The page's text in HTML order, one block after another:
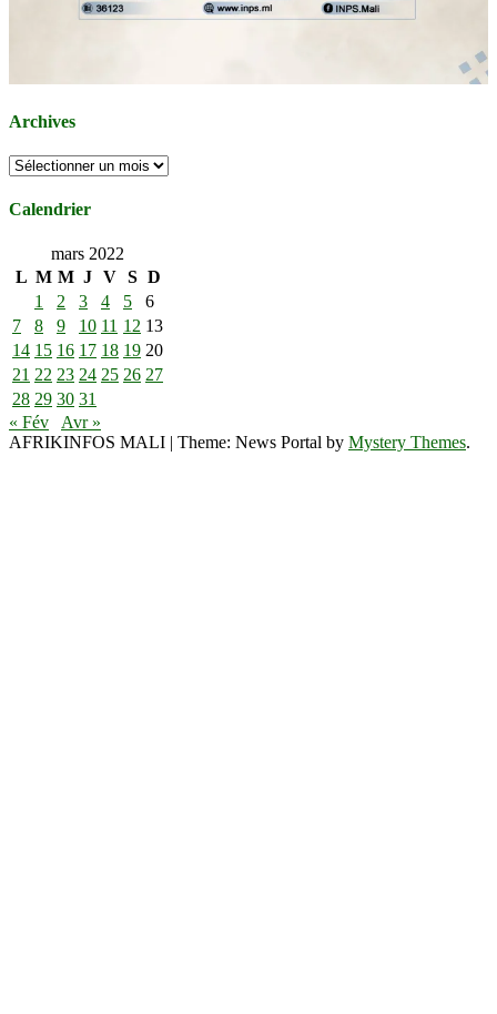
Archives
Archives
Calendrier
mars 2022
L M M J V S D
1
2 3 4 5
6
7
8 9 10 11 12 13
14 15 16 17 18 19 20
21 22 23 24 25 26 27
28 29 30 31
« Fév
Avr »
AFRIKINFOS MALI | Theme: News Portal by Mystery Themes.